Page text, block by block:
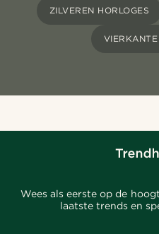
ZILVEREN HORLOGES
Wees als eerste op de
laatste trends en